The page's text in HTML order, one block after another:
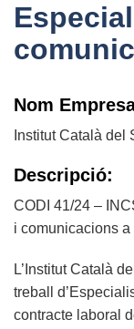
Nom
Institut Català del
Descripció:
CODI 41/24 –
i comunicacions a
L’Institut Català
treball
contracte laboral